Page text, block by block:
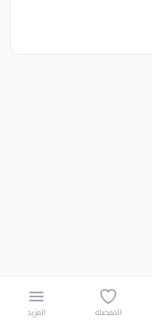
المفضلة المزيد